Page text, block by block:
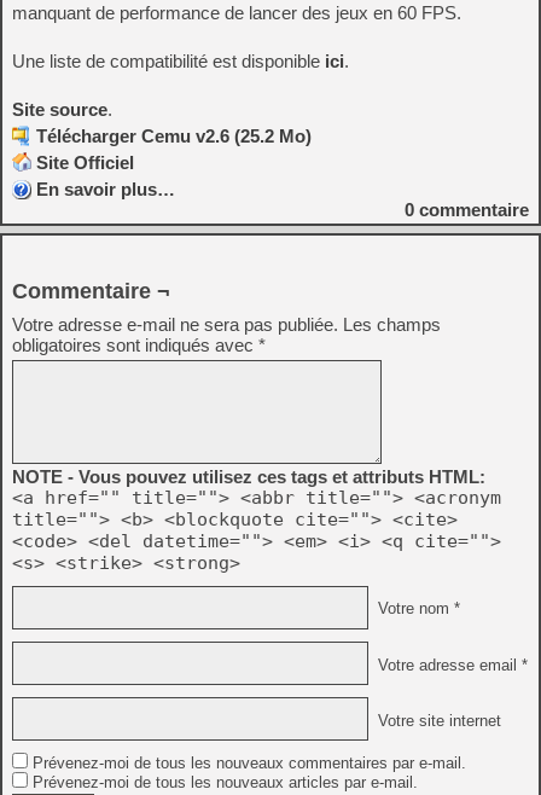
manquant de performance de lancer des jeux en 60 FPS.
Une liste de compatibilité est disponible ici.
Site source.
Télécharger Cemu v2.6 (25.2 Mo)
Site Officiel
En savoir plus…
0 commentaire
Commentaire ¬
Votre adresse e-mail ne sera pas publiée. Les champs
obligatoires sont indiqués avec *
NOTE - Vous pouvez utilisez ces tags et attributs HTML:
<a href="" title=""> <abbr title=""> <acronym
title=""> <b> <blockquote cite=""> <cite>
<code> <del datetime=""> <em> <i> <q cite="">
<s> <strike> <strong>
Votre nom *
Votre adresse email *
Votre site internet
Prévenez-moi de tous les nouveaux commentaires par e-mail.
Prévenez-moi de tous les nouveaux articles par e-mail.